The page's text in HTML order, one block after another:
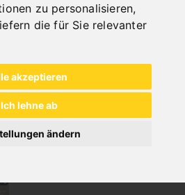
zu personalisieren,
die für Sie relevanter
akzeptieren
Ich lehne ab
ändern